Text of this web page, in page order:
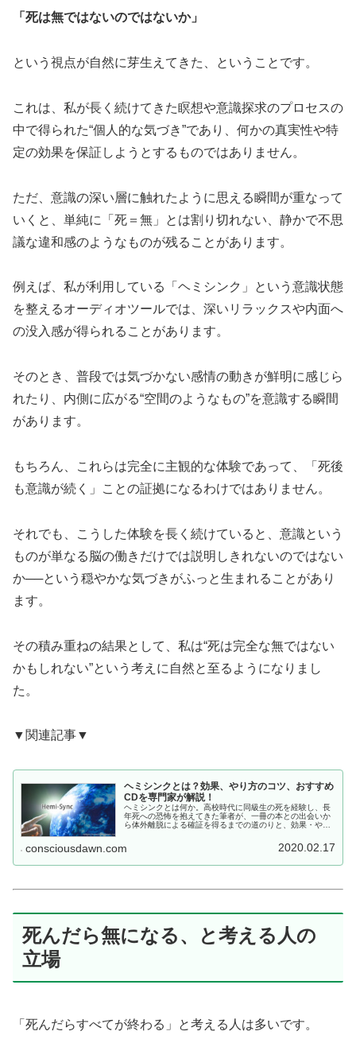
「死は無ではないのではないか」
という視点が自然に芽生えてきた、ということです。
これは、私が長く続けてきた瞑想や意識探求のプロセスの
中で得られた“個人的な気づき”であり、何かの真実性や特
定の効果を保証しようとするものではありません。
ただ、意識の深い層に触れたように思える瞬間が重なって
いくと、単純に「死＝無」とは割り切れない、静かで不思
議な違和感のようなものが残ることがあります。
例えば、私が利用している「ヘミシンク」という意識状態
を整えるオーディオツールでは、深いリラックスや内面へ
の没入感が得られることがあります。
そのとき、普段では気づかない感情の動きが鮮明に感じら
れたり、内側に広がる“空間のようなもの”を意識する瞬間
があります。
もちろん、これらは完全に主観的な体験であって、「死後
も意識が続く」ことの証拠になるわけではありません。
それでも、こうした体験を長く続けていると、意識という
ものが単なる脳の働きだけでは説明しきれないのではない
か──という穏やかな気づきがふっと生まれることがあり
ます。
その積み重ねの結果として、私は“死は完全な無ではない
かもしれない”という考えに自然と至るようになりまし
た。
▼関連記事▼
ヘミシンクとは？効果、やり方のコツ、おすすめ
CDを専門家が解説！
ヘミシンクとは何か。高校時代に同級生の死を経験し、長
年死への恐怖を抱えてきた筆者が、一冊の本との出会いか
ら体外離脱による確証を得るまでの道のりと、効果・やり
consciousdawn.com 2020.02.17
死んだら無になる、と考える人の
立場
「死んだらすべてが終わる」と考える人は多いです。